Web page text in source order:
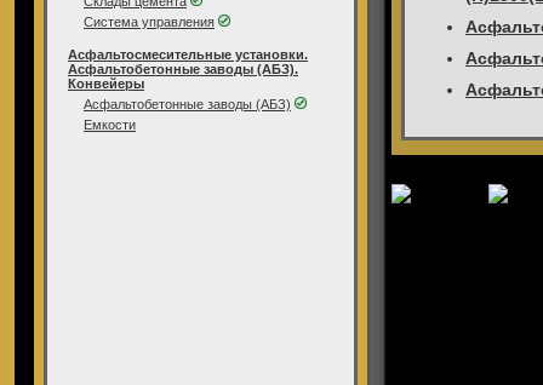
Система управления
Асфальтосмесительные установки.
Асфальтобетонные заводы (АБЗ).
Конвейеры
Асфальтобетонные заводы (АБЗ)
Емкости